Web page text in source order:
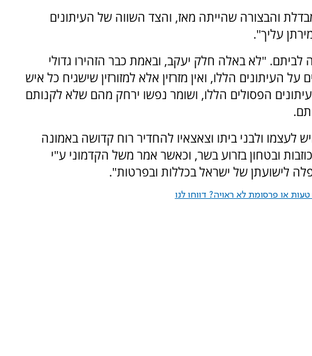
והבצורה שהייתה מאז, והצד השווה של העיתונים
עליך".
לביתם. "לא באלה חלק יעקב, ובאמת כבר הזהירו גדולי
העיתונים הללו, ואין מזרזין אלא למזורזין שישגיח כל איש
הפסולים הללו, ושומר נפשו ירחק מהם שלא לקנותם
ולבני ביתו וצאצאיו להחדיר רוח קדושה באמונה
ובטחון בזרוע בשר, וכאשר אמר משל הקדמוני ע"י
לישועתן של ישראל בכללות ובפרטות".
או פרסומת לא ראויה? דווחו לנו